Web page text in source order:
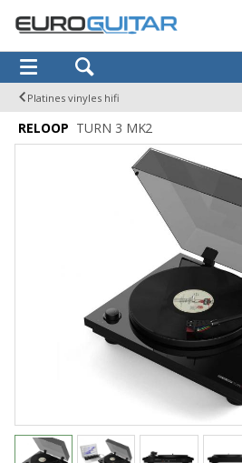
Platines vinyles hifi
RELOOP TURN 3 MK2